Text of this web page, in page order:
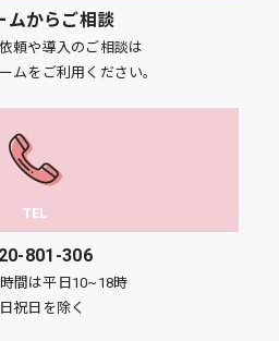
ムからご相談
頼や導入のご相談は
ムをご利用ください。
TEL
801-306
間は平日10~18時
祝日を除く